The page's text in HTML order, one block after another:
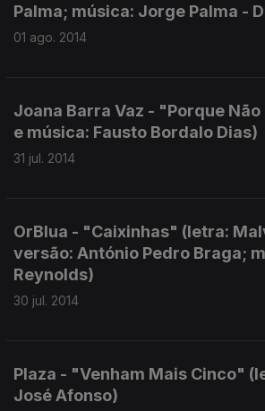
Palma; música: Jorge Palma -
01 ago. 2014
Joana Barra Vaz - "Porque
e música: Fausto Bordalo Dias)
31 jul. 2014
OrBlua - "Caixinhas" (letra:
versão: António Pedro Braga;
Reynolds)
30 jul. 2014
Plaza - "Venham Mais Cinco"
José Afonso)